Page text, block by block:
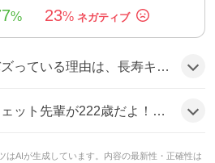
% 23%
と相まってファンの想像力を刺激したことが大きいようだ。特に『ジェット先輩』が妖精でありながら高度な技術を持つ点が新鮮で、ツイートが拡散しやすくなったとみられる。
まで作れるんだ」とその万能さに感嘆し、「ジェット先輩が妖精だったんですね」と設定の新鮮さを喜んでいる様子がうかがえる。
はAIが生成しています。内容の最新性・正確性は